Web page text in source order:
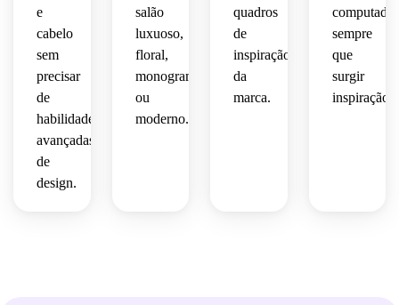
premium
de
salão.
perfis
e
cabelo
sem
precisar
de
habilidades
avançadas
de
design.
salão
luxuoso,
floral,
monograma
ou
moderno.
quadros
de
inspiração
da
marca.
computador
sempre
que
surgir
inspiração.